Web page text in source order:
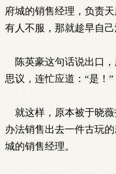
府城的销售经理，负责
有人不服，那就趁早自己
陈英豪这句话说出口
思议，连忙应道：“是！”
就这样，原本被于晓
办法销售出去一件古玩
城的销售经理。